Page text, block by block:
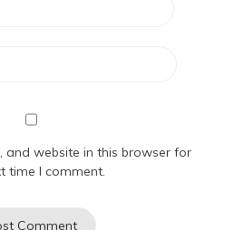
and website in this browser for
time I comment.